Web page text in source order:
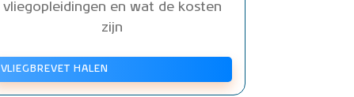
vliegopleidingen en wat de kosten
zijn
VLIEGBREVET HALEN